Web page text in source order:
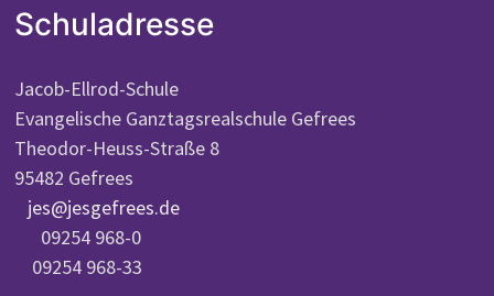
Schuladresse
Jacob-Ellrod-Schule
Evangelische Ganztagsrealschule Gefrees
Theodor-Heuss-Straße 8
95482 Gefrees
jes@jesgefrees.de
09254 968-0
09254 968-33